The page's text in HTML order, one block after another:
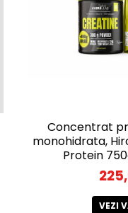
Concentrat
monohidrata,
Protein
Monohydrate
VEZI